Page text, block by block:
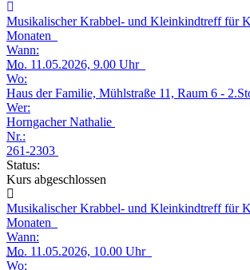
Musikalischer Krabbel- und Kleinkindtreff für
Monaten
Wann:
Mo. 11.05.2026, 9.00 Uhr
Wo:
Haus der Familie, Mühlstraße 11, Raum 6 -
Wer:
Horngacher Nathalie
Nr.:
261-2303
Status:
Kurs abgeschlossen
Musikalischer Krabbel- und Kleinkindtreff für
Monaten
Wann:
Mo. 11.05.2026, 10.00 Uhr
Wo: